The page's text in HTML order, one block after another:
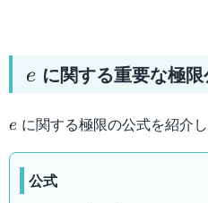
e
e に関する重要な極
e
e に関する極限の公式を紹介
公式